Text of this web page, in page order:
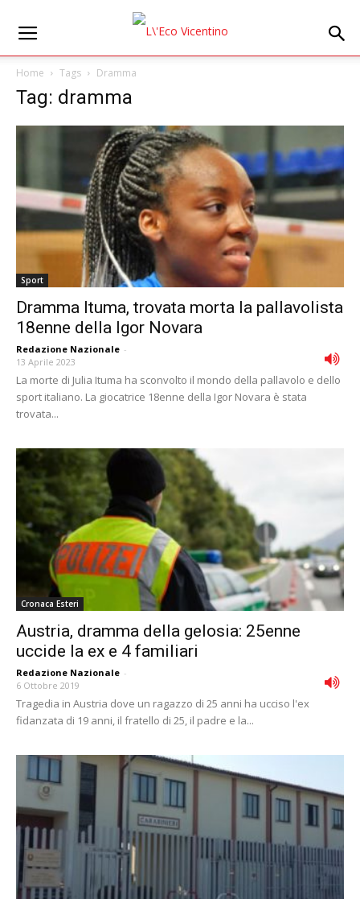
Home Tags Dramma
Tag: dramma
Sport
Dramma Ituma, trovata morta la pallavolista
18enne della Igor Novara
Redazione Nazionale -
13 Aprile 2023
La morte di Julia Ituma ha sconvolto il mondo della pallavolo e dello
sport italiano. La giocatrice 18enne della Igor Novara è stata
trovata...
Cronaca Esteri
Austria, dramma della gelosia: 25enne
uccide la ex e 4 familiari
Redazione Nazionale -
6 Ottobre 2019
Tragedia in Austria dove un ragazzo di 25 anni ha ucciso l'ex
fidanzata di 19 anni, il fratello di 25, il padre e la...